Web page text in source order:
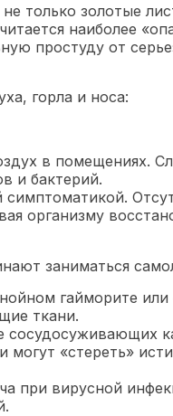
только золотые
наиболее
простуду от
горла и носа:
в помещениях.
и бактерий.
организму
заниматься
гайморите
ткани.
сосудосуживающих
«стереть»
при вирусной